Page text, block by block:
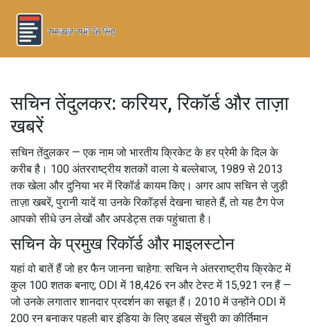
सचिन तेंदुलकर: करियर, रिकॉर्ड और ताज़ा
खबरें
सचिन तेंदुलकर — एक नाम जो भारतीय क्रिकेट के हर प्रेमी के दिल के
करीब है। 100 अंतरराष्ट्रीय शतकों वाला ये बल्लेबाज, 1989 से 2013
तक खेला और दुनिया भर में रिकॉर्ड कायम किए। अगर आप सचिन से जुड़ी
ताज़ा खबरें, पुरानी यादें या उनके रिकॉर्ड्स देखना चाहते हैं, तो यह टैग पेज
आपको सीधे उन लेखों और अपडेट्स तक पहुंचाता है।
सचिन के प्रमुख रिकॉर्ड और माइलस्टोन
यहां वो बातें हैं जो हर फैन जानना चाहेगा: सचिन ने अंतरराष्ट्रीय क्रिकेट में
कुल 100 शतक बनाए; ODI में 18,426 रन और टेस्ट में 15,921 रन हैं —
जो उनके लगातार शानदार प्रदर्शन का सबूत हैं। 2010 में उन्होंने ODI में
200 रन बनाकर पहली बार इंडिया के लिए डबल सेंचुरी का कीर्तिमान